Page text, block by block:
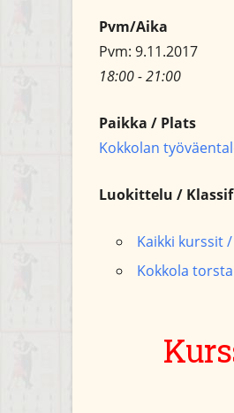
Pvm/Aika
Pvm: 9.11.2017
18:00 - 21:00
Paikka / Plats
Kokkolan
Luokittelu /
Kaikki kurssit
Kokkola